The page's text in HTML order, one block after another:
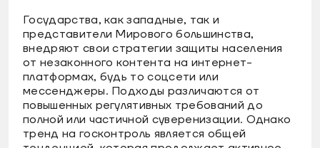
Государства, как западные, так и
представители Мирового большинства,
внедряют свои стратегии защиты населения
от незаконного контента на интернет-
платформах, будь то соцсети или
мессенджеры. Подходы различаются от
повышенных регулятивных требований до
полной или частичной суверенизации. Однако
тренд на госконтроль является общей